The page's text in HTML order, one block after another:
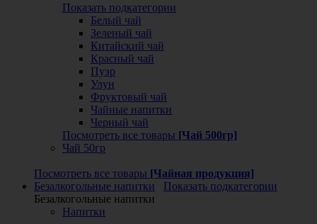
Показать подкатегории
Белый чай
Зеленый чай
Китайский чай
Красный чай
Пуэр
Улун
Фруктовый чай
Чайные напитки
Черный чай
Посмотреть все товары [Чай 500гр]
Чай 50гр
Посмотреть все товары [Чайная продукция]
Безалкогольные напитки
Показать подкатегории
Безалкогольные напитки
Напитки